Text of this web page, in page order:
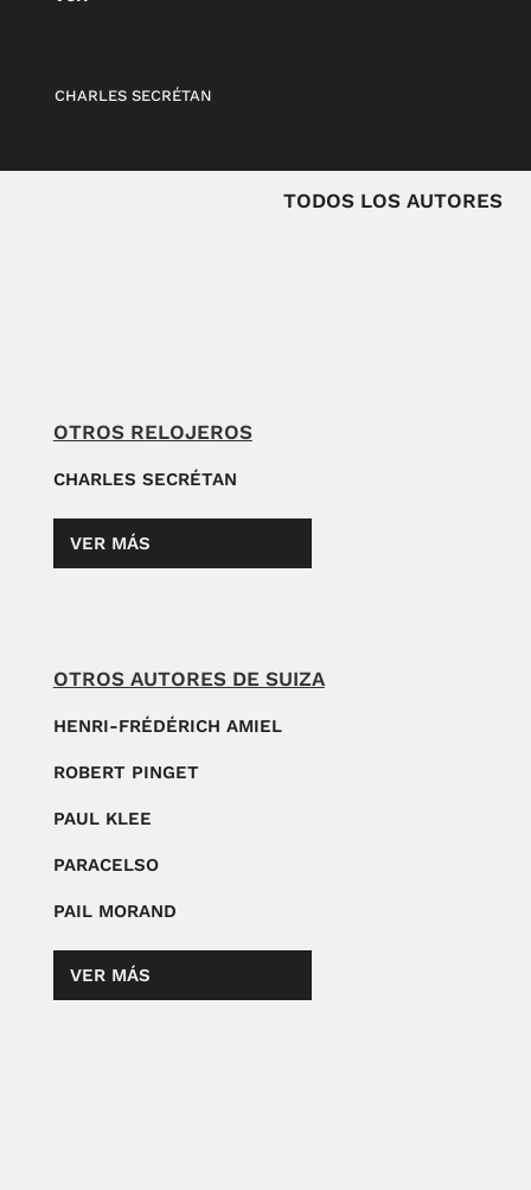
CHARLES SECRÉTAN
TODOS LOS AUTORES
OTROS RELOJEROS
CHARLES SECRÉTAN
VER MÁS
OTROS AUTORES DE SUIZA
HENRI-FRÉDÉRICH AMIEL
ROBERT PINGET
PAUL KLEE
PARACELSO
PAIL MORAND
VER MÁS